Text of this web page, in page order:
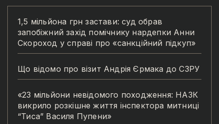
1,5 мільйона грн застави: суд обрав
запобіжний захід помічнику нардепки Анни
Скороход у справі про «санкційний підкуп»
Що відомо про візит Андрія Єрмака до СЗРУ
«23 мільйони невідомого походження: НАЗК
викрило розкішне життя інспектора митниці
“Тиса” Василя Пупени»